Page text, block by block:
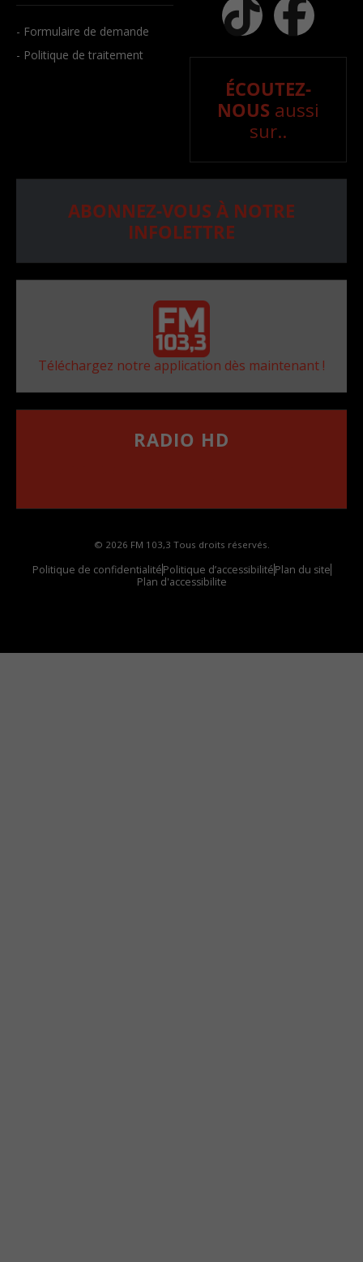
- Formulaire de demande
- Politique de traitement
ÉCOUTEZ-
NOUS aussi
sur..
ABONNEZ-VOUS À NOTRE
INFOLETTRE
Téléchargez notre application dès maintenant !
RADIO HD
© 2026 FM 103,3 Tous droits réservés.
Politique de confidentialitéPolitique d’accessibilitéPlan du site
Plan d'accessibilite